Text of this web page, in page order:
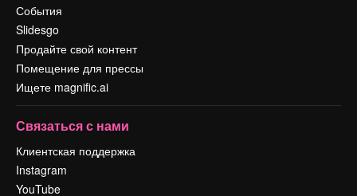
События
Slidesgo
Продайте свой контент
Помещение для прессы
Ищете magnific.ai
Связаться с нами
Клиентская поддержка
Instagram
YouTube